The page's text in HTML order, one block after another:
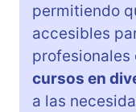
permitiendo
accesibles
cursos en
a las